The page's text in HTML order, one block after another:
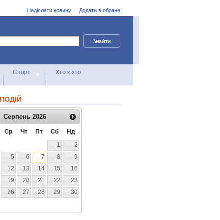
Додати в обране
Надіслати новину
Спорт Хто є хто
Серпень 2026
Ср Чт Пт Сб
Нд
1
2
5 6 7 8
9
12 13 14 15
16
19 20 21 22
23
26 27 28 29
30